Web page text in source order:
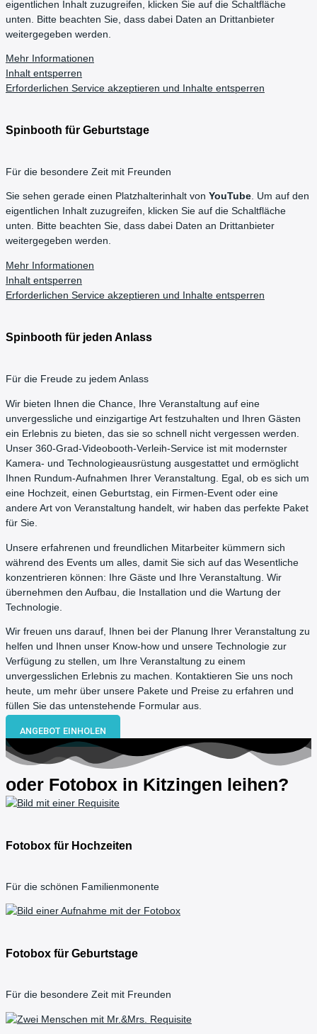
eigentlichen Inhalt zuzugreifen, klicken Sie auf die Schaltfläche
unten. Bitte beachten Sie, dass dabei Daten an Drittanbieter
weitergegeben werden.
Mehr Informationen
Inhalt entsperren
Erforderlichen Service akzeptieren und Inhalte entsperren
Spinbooth für Geburtstage
Für die besondere Zeit mit Freunden
Sie sehen gerade einen Platzhalterinhalt von YouTube. Um auf den
eigentlichen Inhalt zuzugreifen, klicken Sie auf die Schaltfläche
unten. Bitte beachten Sie, dass dabei Daten an Drittanbieter
weitergegeben werden.
Mehr Informationen
Inhalt entsperren
Erforderlichen Service akzeptieren und Inhalte entsperren
Spinbooth für jeden Anlass
Für die Freude zu jedem Anlass
Wir bieten Ihnen die Chance, Ihre Veranstaltung auf eine
unvergessliche und einzigartige Art festzuhalten und Ihren Gästen
ein Erlebnis zu bieten, das sie so schnell nicht vergessen werden.
Unser 360-Grad-Videobooth-Verleih-Service ist mit modernster
Kamera- und Technologieausrüstung ausgestattet und ermöglicht
Ihnen Rundum-Aufnahmen Ihrer Veranstaltung. Egal, ob es sich um
eine Hochzeit, einen Geburtstag, ein Firmen-Event oder eine
andere Art von Veranstaltung handelt, wir haben das perfekte Paket
für Sie.
Unsere erfahrenen und freundlichen Mitarbeiter kümmern sich
während des Events um alles, damit Sie sich auf das Wesentliche
konzentrieren können: Ihre Gäste und Ihre Veranstaltung. Wir
übernehmen den Aufbau, die Installation und die Wartung der
Technologie.
Wir freuen uns darauf, Ihnen bei der Planung Ihrer Veranstaltung zu
helfen und Ihnen unser Know-how und unsere Technologie zur
Verfügung zu stellen, um Ihre Veranstaltung zu einem
unvergesslichen Erlebnis zu machen. Kontaktieren Sie uns noch
heute, um mehr über unsere Pakete und Preise zu erfahren und
füllen Sie das untenstehende Formular aus.
ANGEBOT EINHOLEN
oder Fotobox in Kitzingen leihen?
Fotobox für Hochzeiten
Für die schönen Familienmonente
Fotobox für Geburtstage
Für die besondere Zeit mit Freunden